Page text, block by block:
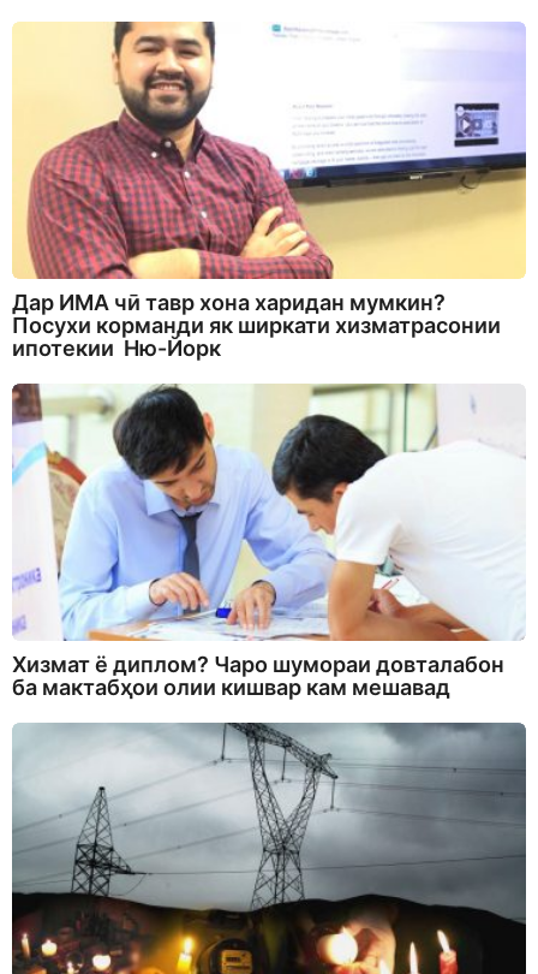
Дар ИМА чӣ тавр хона харидан мумкин?
Посухи корманди як ширкати хизматрасонии
ипотекии Ню-Йорк
Хизмат ё диплом? Чаро шумораи довталабон
ба мактабҳои олии кишвар кам мешавад